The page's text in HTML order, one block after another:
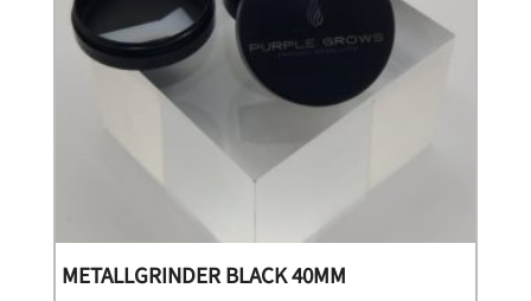
METALLGRINDER BLACK 40MM